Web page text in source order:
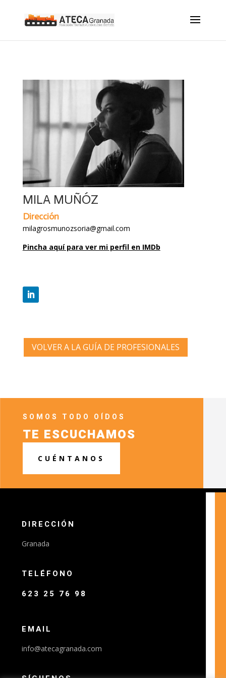
MILA MUÑÓZ
Dirección
milagrosmunozsoria@gmail.com
Pincha aquí para ver mi perfil en IMDb
VOLVER A LA GUÍA DE PROFESIONALES
SOMOS TODO OÍDOS
TE ESCUCHAMOS
CUÉNTANOS
DIRECCIÓN
Granada
TELÉFONO
623 25 76 98
EMAIL
info@atecagranada.com